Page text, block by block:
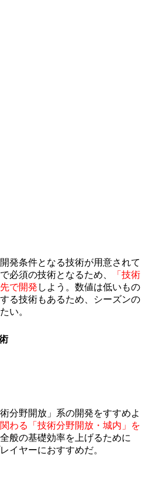
発条件となる技術が用意されて
必須の技術となるため、
「技術
で開発 しよう。数値は低いもの
る技術もあるため、シーズンの
い。
分野開放」系の開発をすすめよ
わる「技術分野開放・城内」を
般の基礎効率を上げるために
イヤーにおすすめだ。